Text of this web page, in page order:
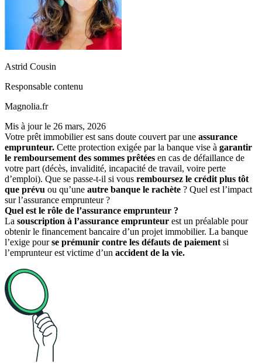
Astrid Cousin
Responsable contenu
Magnolia.fr
Mis à jour le 26 mars, 2026
Votre prêt immobilier est sans doute couvert par une assurance
emprunteur. Cette protection exigée par la banque vise à garantir
le remboursement des sommes prêtées en cas de défaillance de
votre part (décès, invalidité, incapacité de travail, voire perte
d’emploi). Que se passe-t-il si vous remboursez le crédit plus tôt
que prévu ou qu’une autre banque le rachète ? Quel est l’impact
sur l’assurance emprunteur ?
Quel est le rôle de l’assurance emprunteur ?
La souscription à l’assurance emprunteur est un préalable pour
obtenir le financement bancaire d’un projet immobilier. La banque
l’exige pourse prémunir contre les défauts de paiement si
l’emprunteur est victime d’un accident de la vie.